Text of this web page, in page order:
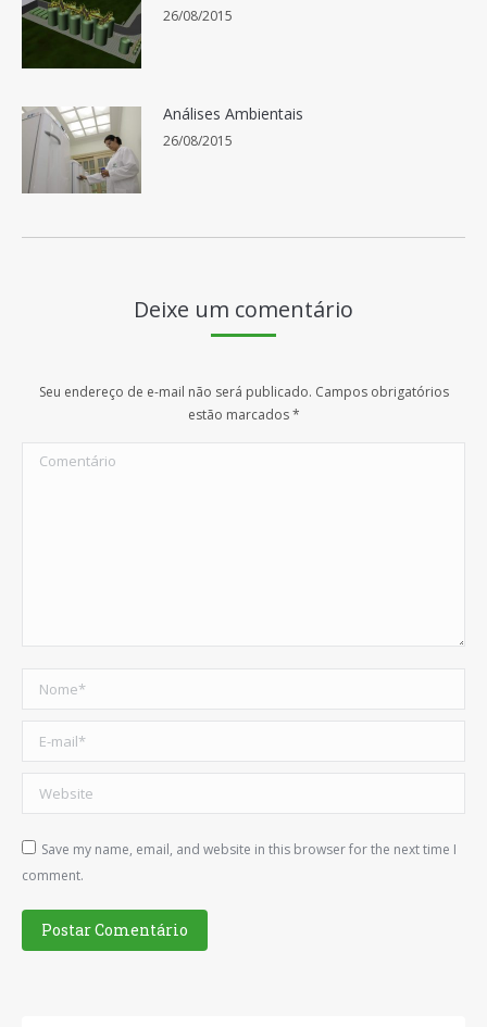
26/08/2015
Análises Ambientais
26/08/2015
Deixe um comentário
Seu endereço de e-mail não será publicado. Campos obrigatórios
estão marcados*
Comentário
Nome *
E-mail *
Website
Save my name, email, and website in this browser for the next time I
comment.
Postar Comentário